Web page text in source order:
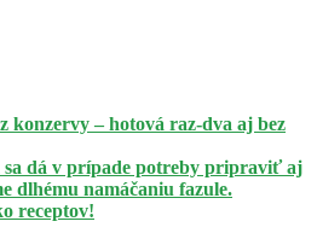
konzervy – hotová raz-dva aj bez
dá v prípade potreby pripraviť aj
dlhému namáčaniu fazule.
receptov!